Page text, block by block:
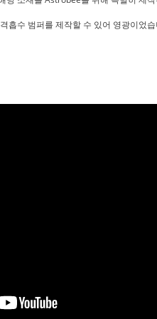
흡수 범퍼를 제작할 수 있어 영광이었